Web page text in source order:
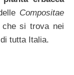
Compositae
si trova nei
tutta Italia.